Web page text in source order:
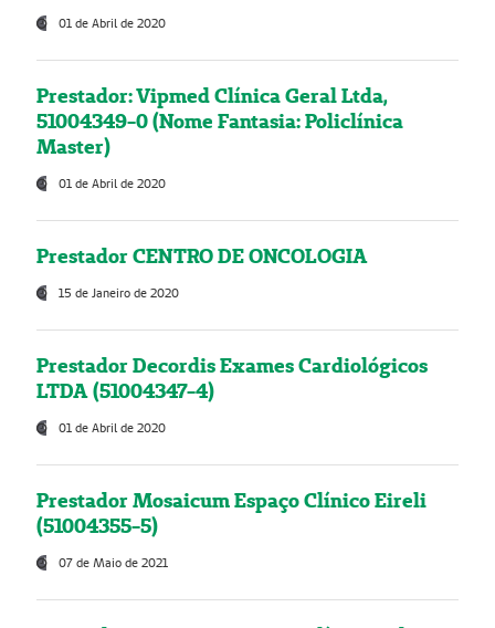
01 de Abril de 2020
Prestador: Vipmed Clínica Geral Ltda,
51004349-0 (Nome Fantasia: Policlínica
Master)
01 de Abril de 2020
Prestador CENTRO DE ONCOLOGIA
15 de Janeiro de 2020
Prestador Decordis Exames Cardiológicos
LTDA (51004347-4)
01 de Abril de 2020
Prestador Mosaicum Espaço Clínico Eireli
(51004355-5)
07 de Maio de 2021